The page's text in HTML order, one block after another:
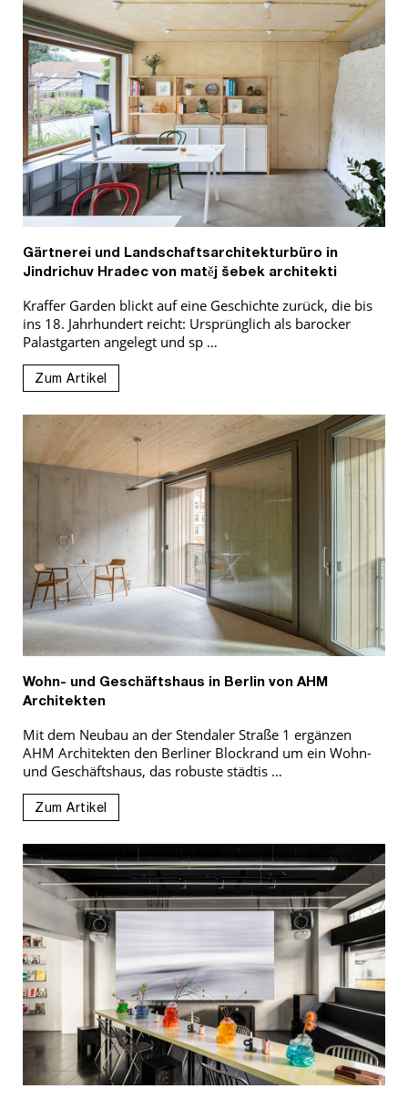
Gärtnerei und Landschaftsarchitekturbüro in
Jindrichuv Hradec von matěj šebek architekti
Kraffer Garden blickt auf eine Geschichte zurück, die bis
ins 18. Jahrhundert reicht: Ursprünglich als barocker
Palastgarten angelegt und sp …
Zum Artikel
Wohn- und Geschäftshaus in Berlin von AHM
Architekten
Mit dem Neubau an der Stendaler Straße 1 ergänzen
AHM Architekten den Berliner Blockrand um ein Wohn-
und Geschäftshaus, das robuste städtis …
Zum Artikel